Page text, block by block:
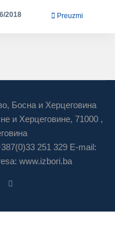
2018 Preuzmi
Босна и Херцеговина
и Херцеговине, 71000 ,
251 329 E-mail:
www.izbori.ba